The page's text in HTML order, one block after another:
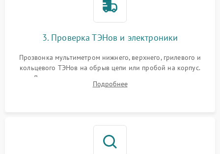
3. Проверка ТЭНов и электроники
Прозвонка мультиметром нижнего, верхнего, грилевого и
кольцевого ТЭНов на обрыв цепи или пробой на корпус.
Диагностика термостата, датчиков температуры,
переключателя режимов и мотора конвекции.
Подробнее